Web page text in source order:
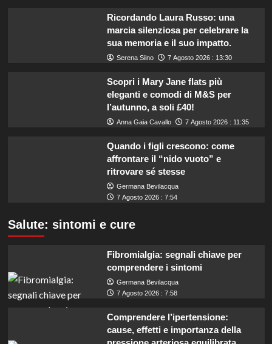
Ricordando Laura Russo: una
marcia silenziosa per celebrare la
sua memoria e il suo impatto.
Serena Siino 7 Agosto 2026 : 13:30
Scopri i Mary Jane flats più
eleganti e comodi di M&S per
l’autunno, a soli £40!
Anna Gaia Cavallo 7 Agosto 2026 : 11:35
Quando i figli crescono: come
affrontare il “nido vuoto” e
ritrovare sé stesse
Germana Bevilacqua
7 Agosto 2026 : 7:54
Salute: sintomi e cure
Fibromialgia: segnali chiave per
comprendere i sintomi
Germana Bevilacqua
7 Agosto 2026 : 7:58
Comprendere l’ipertensione:
cause, effetti e importanza della